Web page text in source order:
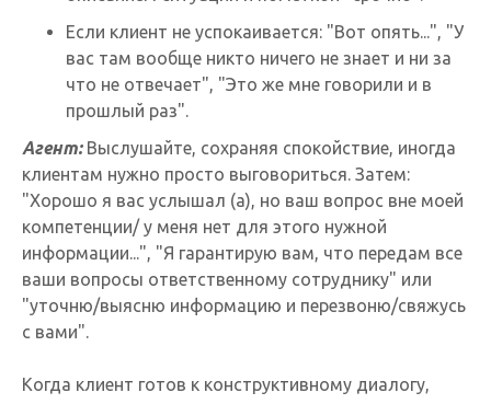
Если клиент не успокаивается: "Вот опять...", "У
вас там вообще никто ничего не знает и ни за
что не отвечает", "Это же мне говорили и в
прошлый раз".
Агент: Выслушайте, сохраняя спокойствие, иногда
клиентам нужно просто выговориться. Затем:
"Хорошо я вас услышал (а), но ваш вопрос вне моей
компетенции/ у меня нет для этого нужной
информации...", "Я гарантирую вам, что передам все
ваши вопросы ответственному сотруднику" или
"уточню/выясню информацию и перезвоню/свяжусь
с вами".
Когда клиент готов к конструктивному диалогу,